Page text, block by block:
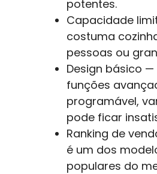
potentes.
Capacidade
costuma
pessoas ou
Design básico
funções
programável,
pode ficar
Ranking de
é um dos
populares do